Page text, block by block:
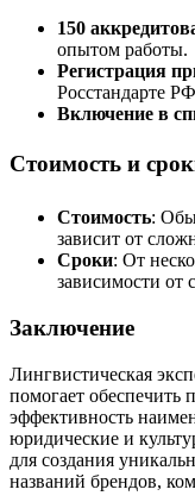
150
опытом работы.
Регистрация
Росстандарте
Включение в
Стоимость и
Стоимость:
зависит от
Сроки: От
зависимости от
Заключение
Лингвистическая
помогает обеспечить
эффективность
юридические и
для создания
названий брендов,